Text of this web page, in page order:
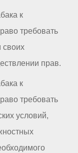
к
требовать
своих
прав.
к
требовать
условий,